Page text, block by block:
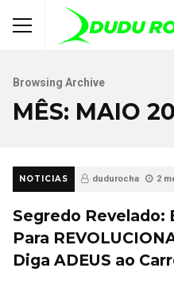
Browsing Archive
MÊS: MAIO
NOTICIAS dudurocha 2
Segredo Revelado:
Para
Diga ADEUS ao